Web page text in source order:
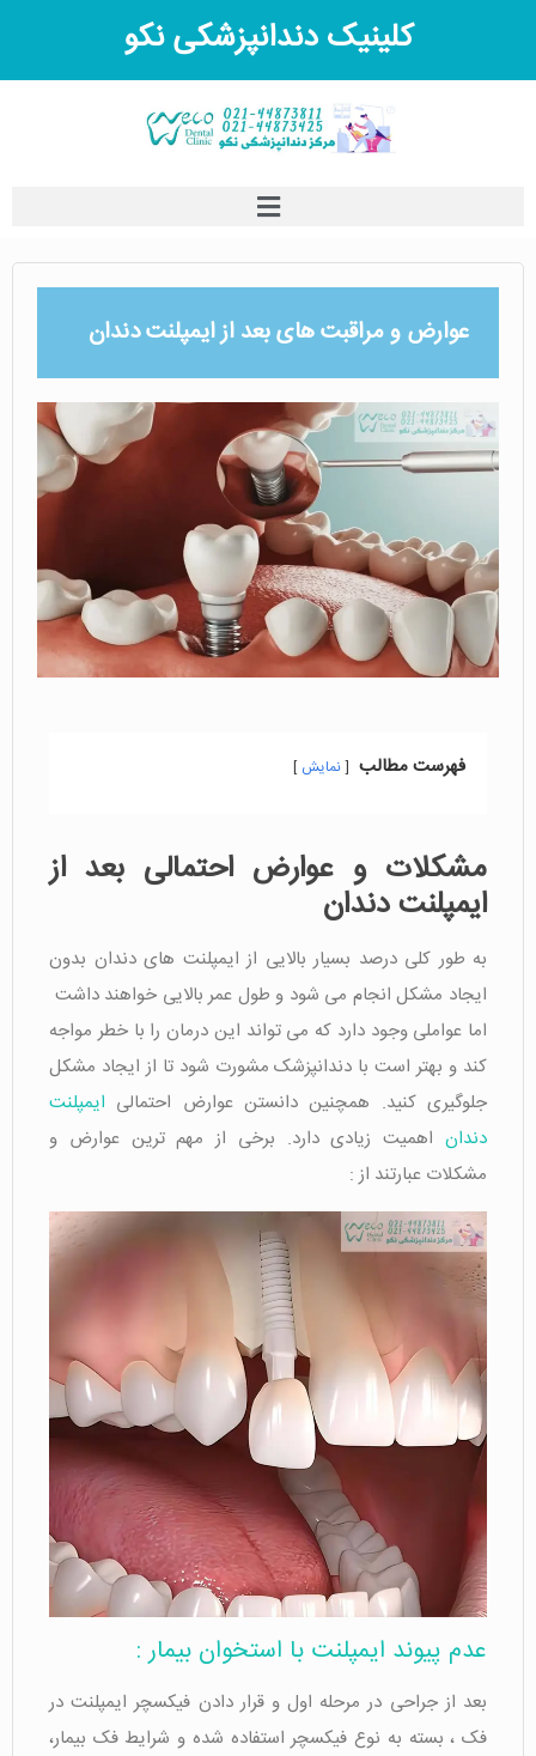
کلینیک دندانپزشکی نکو
عوارض و مراقبت های بعد از ایمپلنت دندان
فهرست مطالب نمایش
مشکلات و عوارض احتمالی بعد از
ایمپلنت دندان
به طور کلی درصد بسیار بالایی از ایمپلنت های دندان بدون
ایجاد مشکل انجام می شود و طول عمر بالایی خواهند داشت
اما عواملی وجود دارد که می تواند این درمان را با خطر مواجه
کند و بهتر است با دندانپزشک مشورت شود تا از ایجاد مشکل
جلوگیری کنید. همچنین دانستن عوارض احتمالی ایمپلنت
دندان اهمیت زیادی دارد. برخی از مهم ترین عوارض و
مشکلات عبارتند از :
عدم پیوند ایمپلنت با استخوان بیمار :
بعد از جراحی در مرحله اول و قرار دادن فیکسچر ایمپلنت در
فک ، بسته به نوع فیکسچر استفاده شده و شرایط فک بیمار،